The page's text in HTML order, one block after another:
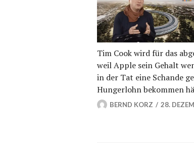
Tim Cook wird für das
weil Apple sein Gehalt
in der Tat eine Schande
Hungerlohn bekommen
BERND KORZ 28.